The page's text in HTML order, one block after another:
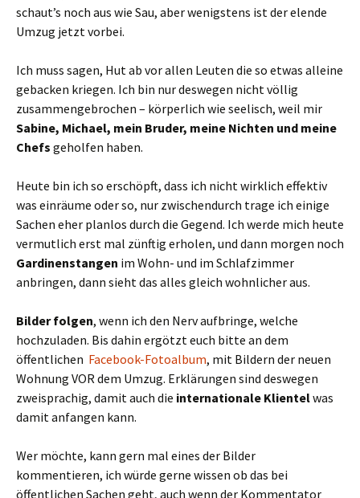
schaut’s noch aus wie Sau, aber wenigstens ist der elende
Umzug jetzt vorbei.
Ich muss sagen, Hut ab vor allen Leuten die so etwas alleine
gebacken kriegen. Ich bin nur deswegen nicht völlig
zusammengebrochen – körperlich wie seelisch, weil mir
Sabine, Michael, mein Bruder, meine Nichten und meine
Chefs geholfen haben.
Heute bin ich so erschöpft, dass ich nicht wirklich effektiv
was einräume oder so, nur zwischendurch trage ich einige
Sachen eher planlos durch die Gegend. Ich werde mich heute
vermutlich erst mal zünftig erholen, und dann morgen noch
Gardinenstangen im Wohn- und im Schlafzimmer
anbringen, dann sieht das alles gleich wohnlicher aus.
Bilder folgen, wenn ich den Nerv aufbringe, welche
hochzuladen. Bis dahin ergötzt euch bitte an dem
öffentlichen Facebook-Fotoalbum, mit Bildern der neuen
Wohnung VOR dem Umzug. Erklärungen sind deswegen
zweisprachig, damit auch die internationale Klientelwas
damit anfangen kann.
Wer möchte, kann gern mal eines der Bilder
kommentieren, ich würde gerne wissen ob das bei
öffentlichen Sachen geht, auch wenn der Kommentator